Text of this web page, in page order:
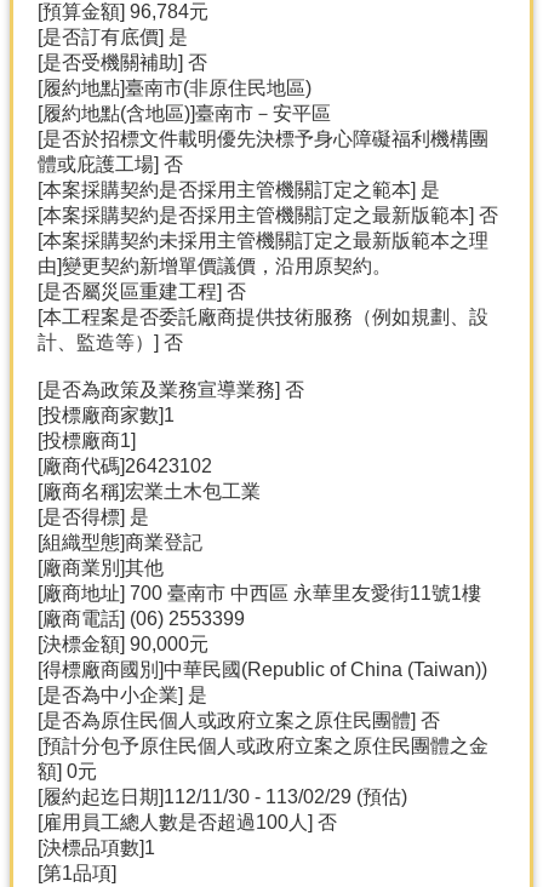
[預算金額] 96,784元
[是否訂有底價] 是
[是否受機關補助] 否
[履約地點]臺南市(非原住民地區)
[履約地點(含地區)]臺南市－安平區
[是否於招標文件載明優先決標予身心障礙福利機構團
體或庇護工場] 否
[本案採購契約是否採用主管機關訂定之範本] 是
[本案採購契約是否採用主管機關訂定之最新版範本] 否
[本案採購契約未採用主管機關訂定之最新版範本之理
由]變更契約新增單價議價，沿用原契約。
[是否屬災區重建工程] 否
[本工程案是否委託廠商提供技術服務（例如規劃、設
計、監造等）] 否
[是否為政策及業務宣導業務] 否
[投標廠商家數]1
[投標廠商1]
[廠商代碼]26423102
[廠商名稱]宏業土木包工業
[是否得標] 是
[組織型態]商業登記
[廠商業別]其他
[廠商地址] 700 臺南市 中西區 永華里友愛街11號1樓
[廠商電話] (06) 2553399
[決標金額] 90,000元
[得標廠商國別]中華民國(Republic of China (Taiwan))
[是否為中小企業] 是
[是否為原住民個人或政府立案之原住民團體] 否
[預計分包予原住民個人或政府立案之原住民團體之金
額] 0元
[履約起迄日期]112/11/30 - 113/02/29 (預估)
[雇用員工總人數是否超過100人] 否
[決標品項數]1
[第1品項]